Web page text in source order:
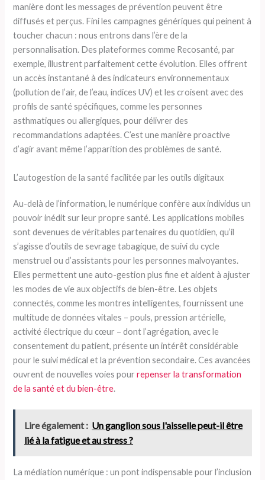
manière dont les messages de prévention peuvent être
diffusés et perçus. Fini les campagnes génériques qui peinent à
toucher chacun : nous entrons dans l’ère de la
personnalisation. Des plateformes comme Recosanté, par
exemple, illustrent parfaitement cette évolution. Elles offrent
un accès instantané à des indicateurs environnementaux
(pollution de l’air, de l’eau, indices UV) et les croisent avec des
profils de santé spécifiques, comme les personnes
asthmatiques ou allergiques, pour délivrer des
recommandations adaptées. C’est une manière proactive
d’agir avant même l’apparition des problèmes de santé.
L’autogestion de la santé facilitée par les outils digitaux
Au-delà de l’information, le numérique confère aux individus un
pouvoir inédit sur leur propre santé. Les applications mobiles
sont devenues de véritables partenaires du quotidien, qu’il
s’agisse d’outils de sevrage tabagique, de suivi du cycle
menstruel ou d’assistants pour les personnes malvoyantes.
Elles permettent une auto-gestion plus fine et aident à ajuster
les modes de vie aux objectifs de bien-être. Les objets
connectés, comme les montres intelligentes, fournissent une
multitude de données vitales – pouls, pression artérielle,
activité électrique du cœur – dont l’agrégation, avec le
consentement du patient, présente un intérêt considérable
pour le suivi médical et la prévention secondaire. Ces avancées
ouvrent de nouvelles voies pourrepenser la transformation
de la santé et du bien-être.
Lire également : Un ganglion sous l'aisselle peut-il être
lié à la fatigue et au stress ?
La médiation numérique : un pont indispensable pour l’inclusion